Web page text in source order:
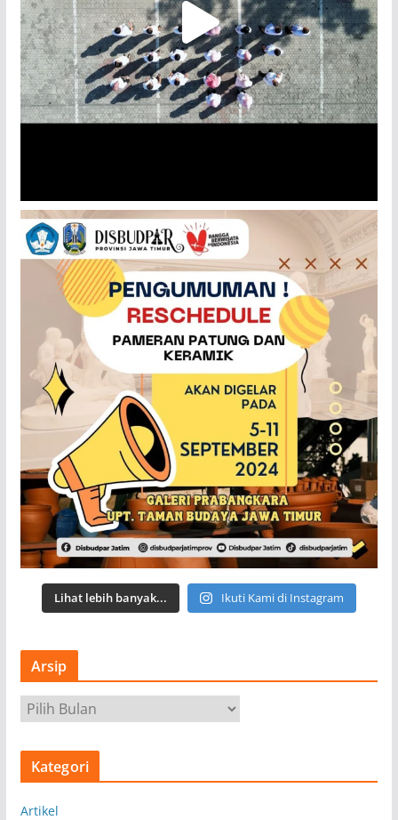
Lihat lebih banyak... Ikuti Kami di Instagram
Arsip
r
s
Kategori
Artikel